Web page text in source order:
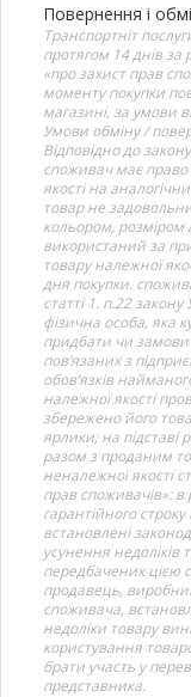
Повернення і
Транспортніт
протягом 14 днів за
«про захист прав
моменту покупки
магазині, за умови
Умови обміну /
Відповідно до
споживач має
якості на
товар не
кольором,
використаний за
товару належної
дня покупки.
статті 1. п.22
фізична особа, яка
придбати чи
пов’язаних з
обов’язків
належної якості
збережено його
ярлики; на
разом з проданим
неналежної якості
прав споживачів»:
гарантійного
встановлені
усунення
передбачених цією
продавець,
споживача,
недоліки товару
користування
брати участь у
представника.